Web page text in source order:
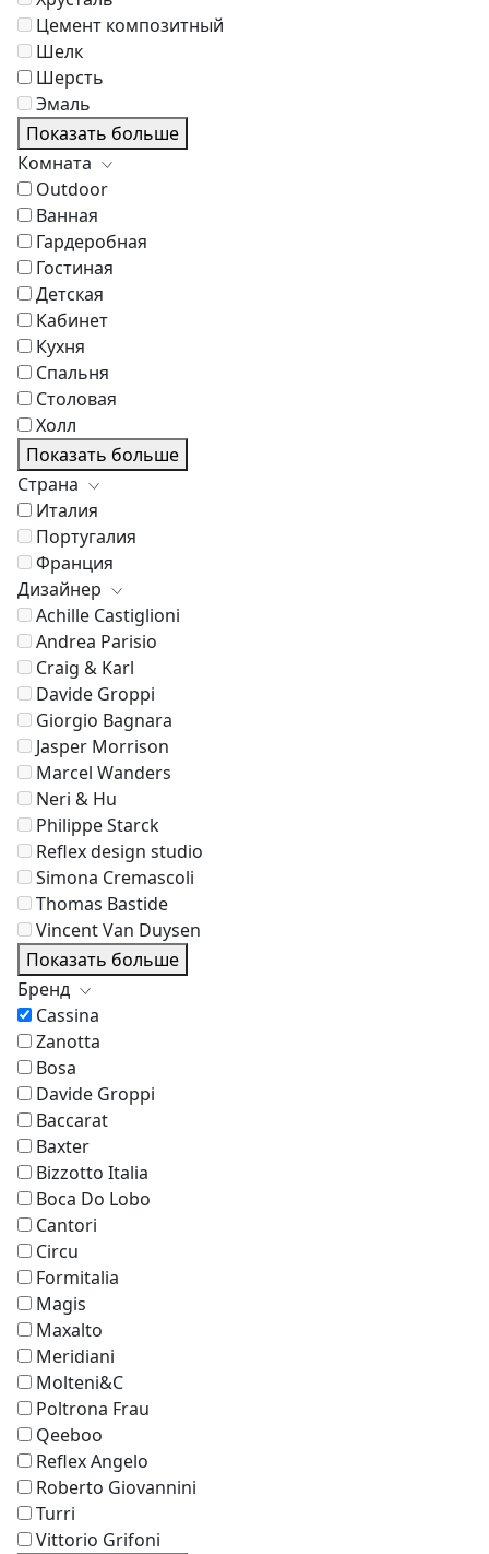
Цемент композитный
Шелк
Шерсть
Эмаль
Показать больше
Комната
Outdoor
Ванная
Гардеробная
Гостиная
Детская
Кабинет
Кухня
Спальня
Столовая
Холл
Показать больше
Страна
Италия
Португалия
Франция
Дизайнер
Achille Castiglioni
Andrea Parisio
Craig & Karl
Davide Groppi
Giorgio Bagnara
Jasper Morrison
Marcel Wanders
Neri & Hu
Philippe Starck
Reflex design studio
Simona Cremascoli
Thomas Bastide
Vincent Van Duysen
Показать больше
Бренд
Cassina
Zanotta
Bosa
Davide Groppi
Baccarat
Baxter
Bizzotto Italia
Boca Do Lobo
Cantori
Circu
Formitalia
Magis
Maxalto
Meridiani
Molteni&C
Poltrona Frau
Qeeboo
Reflex Angelo
Roberto Giovannini
Turri
Vittorio Grifoni